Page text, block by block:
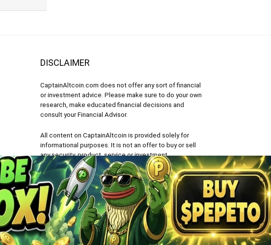
DISCLAIMER
CaptainAltcoin.com does not offer any sort of financial
or investment advice. Please make sure to do your own
research, make educated financial decisions and
consult your Financial Advisor.
All content on CaptainAltcoin is provided solely for
informational purposes. It is not an offer to buy or sell
any security, product, service or investment.